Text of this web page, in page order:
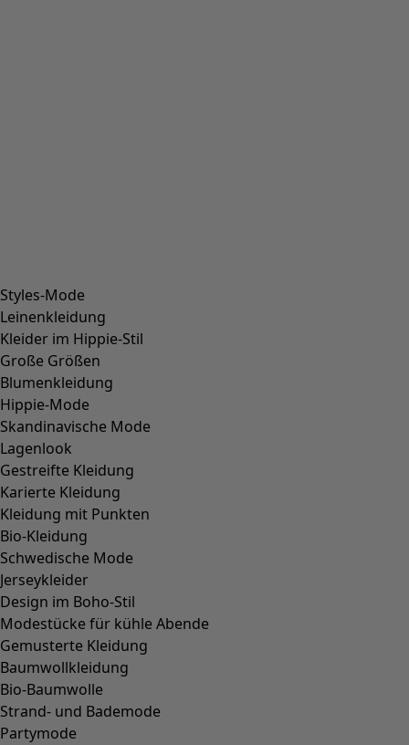
Styles-Mode
Leinenkleidung
Kleider im Hippie-Stil
Große Größen
Blumenkleidung
Hippie-Mode
Skandinavische Mode
Lagenlook
Gestreifte Kleidung
Karierte Kleidung
Kleidung mit Punkten
Bio-Kleidung
Schwedische Mode
Jerseykleider
Design im Boho-Stil
Modestücke für kühle Abende
Gemusterte Kleidung
Baumwollkleidung
Bio-Baumwolle
Strand- und Bademode
Partymode